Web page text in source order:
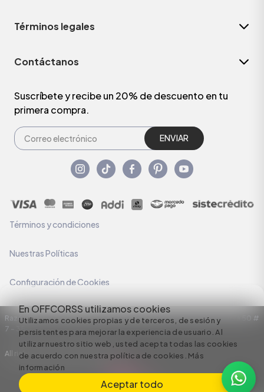
En OFFCORSS utilizamos cookies
Utilizamos cookies propias y de terceros, de sesión y
persistentes para mejorar la experiencia de usuario. Al
utilizar nuestro sitio web, usted acepta todas las cookies
de acuerdo con nuestra política de cookies. Más
información
Aceptar todo
Términos legales
Contáctanos
Suscríbete y recibe un 20% de descuento en tu
primera compra.
ENVIAR
Términos y condiciones
Nuestras Políticas
Configuración de Cookies
Razón Social: C.I HERMECO S.A. NIT: 890924167-6 Dirección: Carrera 50 #
7 – 35
All rights reserved empowered by